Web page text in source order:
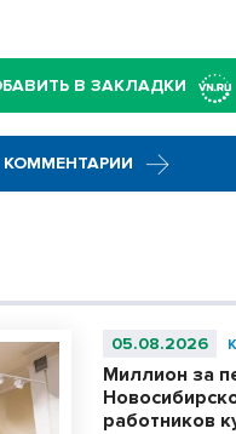
В ЗАКЛАДКИ
КОММЕНТАРИИ
05.08.2026
Миллион за
работников